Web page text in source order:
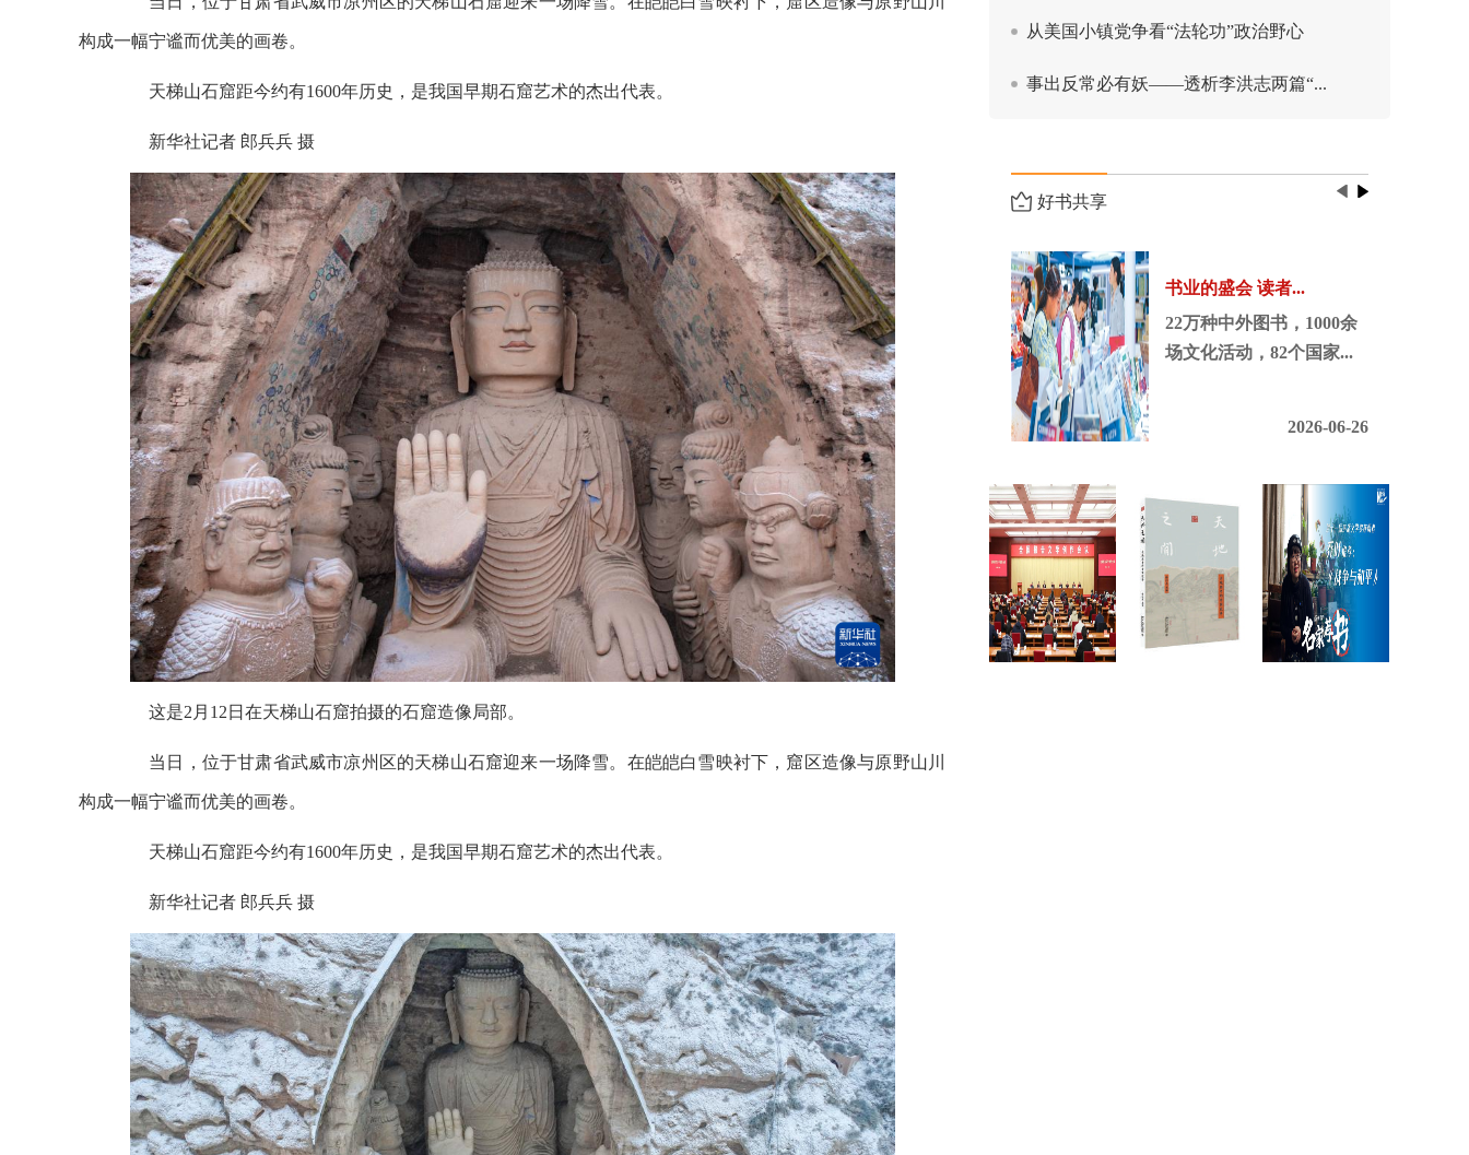
构成一幅宁谧而优美的画卷。
天梯山石窟距今约有1600年历史，是我国早期石窟艺术的杰出代表。
新华社记者 郎兵兵 摄
这是2月12日在天梯山石窟拍摄的石窟造像局部。
当日，位于甘肃省武威市凉州区的天梯山石窟迎来一场降雪。在皑皑白雪映衬下，窟区造像与原野山川
构成一幅宁谧而优美的画卷。
天梯山石窟距今约有1600年历史，是我国早期石窟艺术的杰出代表。
新华社记者 郎兵兵 摄